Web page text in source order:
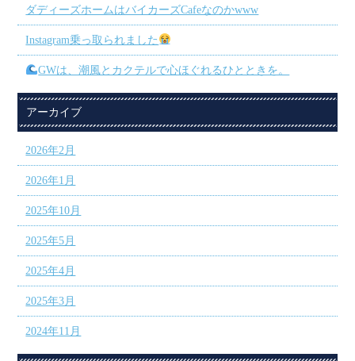
ダディーズホームはバイカーズCafeなのかwww
Instagram乗っ取られました
GWは、潮風とカクテルで心ほぐれるひとときを。
アーカイブ
2026年2月
2026年1月
2025年10月
2025年5月
2025年4月
2025年3月
2024年11月